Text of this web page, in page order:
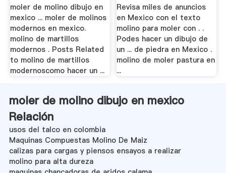
moler de molino dibujo en
mexico ... moler de molinos
modernos en mexico.
molino de martillos
modernos . Posts Related
to molino de martillos
modernoscomo hacer un ...
Revisa miles de anuncios
en Mexico con el texto
molino para moler con . .
Podes hacer un dibujo de
un ... de piedra en Mexico .
molino de moler pastura en
...
moler de molino dibujo en mexico
Relación
usos del talco en colombia
Maquinas Compuestas Molino De Maiz
calizas para cargas y piensos ensayos a realizar
molino para alta dureza